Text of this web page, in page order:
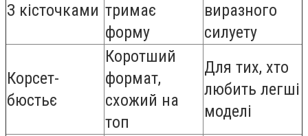
З кісточками тримає
форму
виразного
силуету
Корсет-
бюстьє
Коротший
формат,
схожий на
топ
Для тих, хто
любить легші
моделі